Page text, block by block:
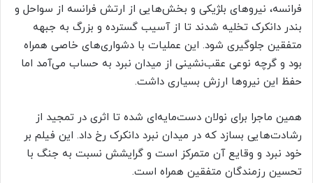
فرانسه،‌ نیروهای بلژیکی و بخش‌هایی از ارتش فرانسه از سواحل و
بندر دانکرک تخلیه شدند تا از آسیب گسترده و بزرگ به جبهه
متفقین جلوگیری شود. این عملیات با دشواری‌های خاصی همراه
بود و گرچه نوعی عقب‌نشینی از میدان نبرد به حساب می‌آمد اما
حفظ این نیروها ارزش بسیاری داشت.
همین ماجرا برای نولان دست‌مایه‌ای شده تا اثری در تمجید از
رشادت‌هایی بسازد که در میدان نبرد دانکرک رخ داد. این فیلم بر
خود نبرد و وقایع آن متمرکز است و گرایشش نسبت به جنگ با
تحسین رزمندگان متفقین همراه است.